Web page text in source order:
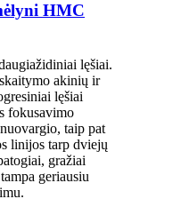
HMC
lęšiai.
akinių ir
lęšiai
fokusavimo
taip pat
linijos tarp dviejų
gražiai
geriausiu